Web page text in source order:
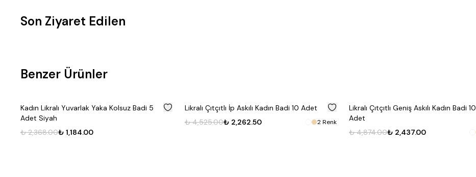
Son Ziyaret Edilen
Benzer Ürünler
% 50
Kadın Likralı Yuvarlak Yaka Kolsuz Badi 5
Adet Siyah
₺ 2,368.00₺ 1,184.00
% 50
Likralı Çıtçıtlı İp Askılı Kadın Badi 10 Adet
₺ 4,525.00₺ 2,262.50 2Renk
Likralı Çıtçıtlı Geniş Askılı Kadın Badi 10
Adet
₺ 4,874.00₺ 2,437.00